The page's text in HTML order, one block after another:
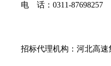
电 话： 0311-87698257
招标代理机构： 河北高速